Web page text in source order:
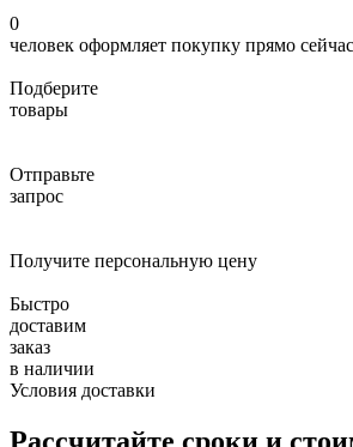
0
человек оформляет покупку прямо сейчас
Подберите
товары
Отправьте
запрос
Получите персональную цену
Быстро
доставим
заказ
в наличии
Условия доставки